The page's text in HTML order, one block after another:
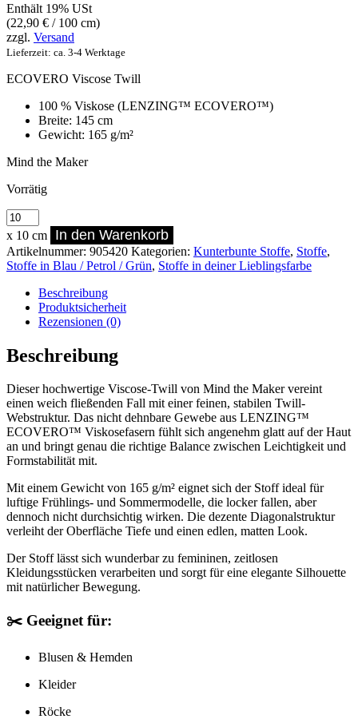
Enthält 19% USt
(22,90 € / 100 cm)
zzgl. Versand
Lieferzeit: ca. 3-4 Werktage
ECOVERO Viscose Twill
100 % Viskose (LENZING™ ECOVERO™)
Breite: 145 cm
Gewicht: 165 g/m²
Mind the Maker
Vorrätig
ECOVERO
Viscose
Twill
EDEN
STORM
Menge
x 10 cm In den Warenkorb
Artikelnummer: 905420 Kategorien: Kunterbunte Stoffe, Stoffe,
Stoffe in Blau / Petrol / Grün, Stoffe in deiner Lieblingsfarbe
Beschreibung
Produktsicherheit
Rezensionen (0)
Beschreibung
Dieser hochwertige Viscose-Twill von Mind the Maker vereint
einen weich fließenden Fall mit einer feinen, stabilen Twill-
Webstruktur. Das nicht dehnbare Gewebe aus LENZING™
ECOVERO™ Viskosefasern fühlt sich angenehm glatt auf der Haut
an und bringt genau die richtige Balance zwischen Leichtigkeit und
Formstabilität mit.
Mit einem Gewicht von 165 g/m² eignet sich der Stoff ideal für
luftige Frühlings- und Sommermodelle, die locker fallen, aber
dennoch nicht durchsichtig wirken. Die dezente Diagonalstruktur
verleiht der Oberfläche Tiefe und einen edlen, matten Look.
Der Stoff lässt sich wunderbar zu femininen, zeitlosen
Kleidungsstücken verarbeiten und sorgt für eine elegante Silhouette
mit natürlicher Bewegung.
✂️ Geeignet für:
Blusen & Hemden
Kleider
Röcke